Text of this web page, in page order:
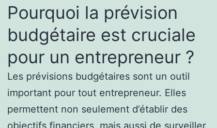
Pourquoi la prévision
budgétaire est cruciale
pour un entrepreneur ?
Les prévisions budgétaires sont un outil
important pour tout entrepreneur. Elles
permettent non seulement d’établir des
objectifs financiers, mais aussi de surveiller